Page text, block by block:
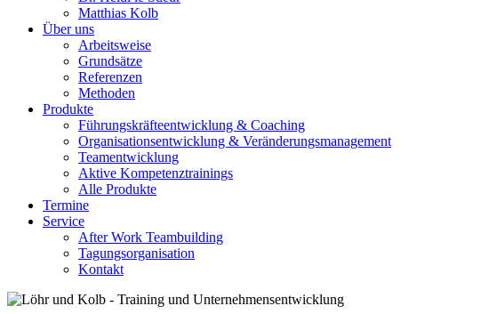
Matthias Kolb
Über uns
Arbeitsweise
Grundsätze
Referenzen
Methoden
Produkte
Führungskräfteentwicklung & Coaching
Organisationsentwicklung & Veränderungsmanagement
Teamentwicklung
Aktive Kompetenztrainings
Alle Produkte
Termine
Service
After Work Teambuilding
Tagungsorganisation
Kontakt